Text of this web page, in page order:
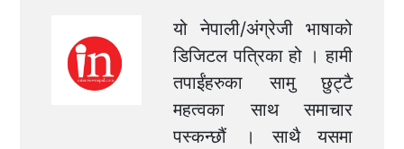
यो नेपाली/अंग्रेजी भाषाको
डिजिटल पत्रिका हो । हामी
तपाईंहरुका सामु छुट्टै
महत्वका साथ समाचार
पस्कन्छौं । साथै यसमा